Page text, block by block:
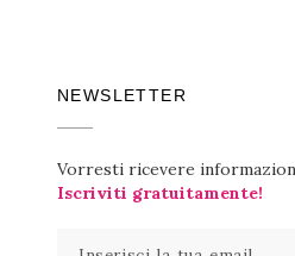
NEWSLETTER
Vorresti ricevere
Iscriviti gratuitamente!